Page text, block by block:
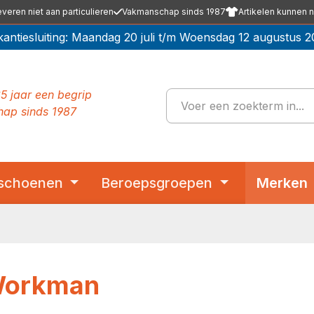
niet aan particulieren Vakmanschap sinds 1987 Artikelen kunnen
Maandag 20 juli t/m Woensdag 12 augustus
jaar een begrip
sinds 1987
Beroepsgroepen Merken